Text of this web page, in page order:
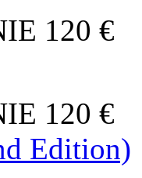
120 €
120 €
Edition)